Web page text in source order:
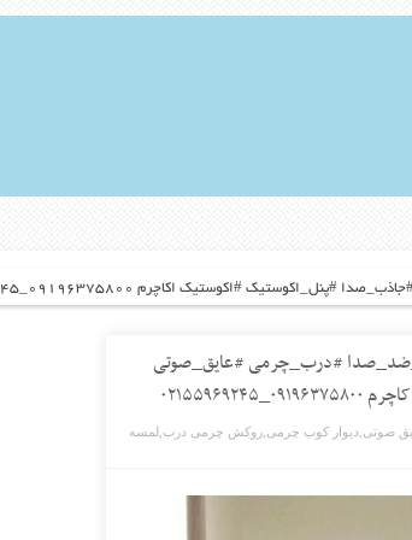
#اکوستیک اکاچرم ۰۹۱۹۶۳۷۵۸۰۰_۰۲۱۵۵۹۶۹۲۴۵
#درب_چرمی #عایق_صوتی
صوتی دیوار کوب چرمی ,روکش چرمی درب لمسه